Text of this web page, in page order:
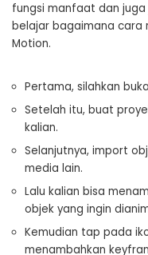
fungsi manfaat dan juga
belajar bagaimana cara
Motion.
Pertama, silahkan
Setelah itu, buat
kalian.
Selanjutnya, import
media lain.
Lalu kalian bisa
objek yang ingin
Kemudian tap pada
menambahkan